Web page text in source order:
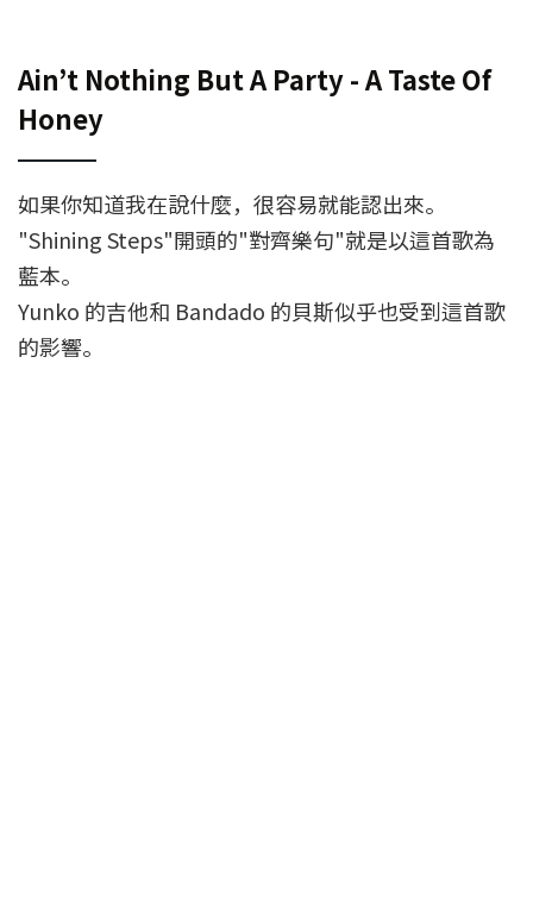
Ain’t Nothing But A Party - A Taste Of
Honey
如果你知道我在說什麼，很容易就能認出來。
"Shining Steps"開頭的"對齊樂句"就是以這首歌為
藍本。
Yunko 的吉他和 Bandado 的貝斯似乎也受到這首歌
的影響。